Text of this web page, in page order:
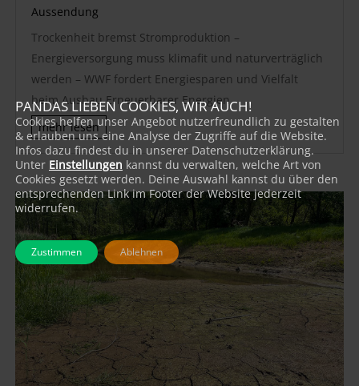
Aussendung
Trockenheit bremst Stromproduktion –
Energieversorgung muss klimafit und naturverträglich
werden – WWF fordert Energiesparen und Vielfalt
beim Ausbau Erneuerbarer Energien
mehr lesen
PANDAS LIEBEN COOKIES, WIR AUCH!
Cookies helfen unser Angebot nutzerfreundlich zu gestalten
& erlauben uns eine Analyse der Zugriffe auf die Website.
Infos dazu findest du in unserer Datenschutzerklärung.
Unter Einstellungen kannst du verwalten, welche Art von
Cookies gesetzt werden. Deine Auswahl kannst du über den
entsprechenden Link im Footer der Website jederzeit
widerrufen.
Zustimmen Ablehnen